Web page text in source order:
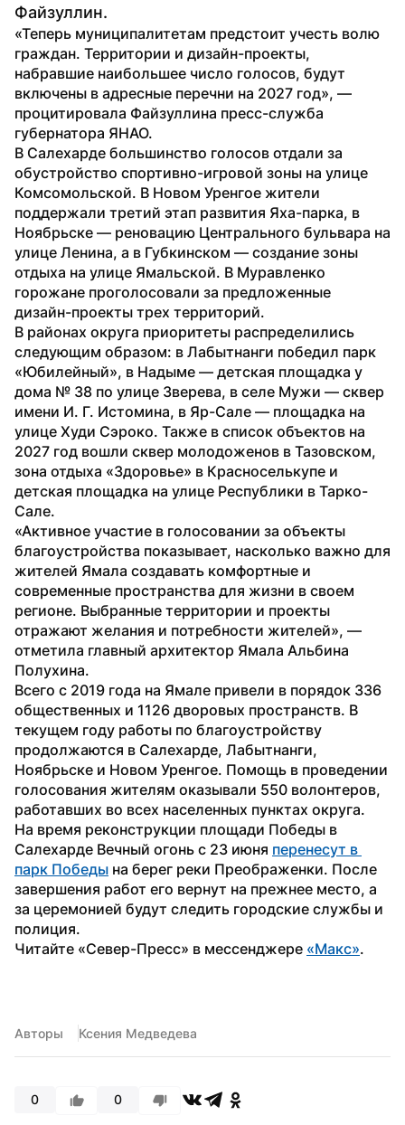
Файзуллин.
«Теперь муниципалитетам предстоит учесть волю
граждан. Территории и дизайн-проекты,
набравшие наибольшее число голосов, будут
включены в адресные перечни на 2027 год», —
процитировала Файзуллина пресс-служба
губернатора ЯНАО.
В Салехарде большинство голосов отдали за
обустройство спортивно-игровой зоны на улице
Комсомольской. В Новом Уренгое жители
поддержали третий этап развития Яха-парка, в
Ноябрьске — реновацию Центрального бульвара на
улице Ленина, а в Губкинском — создание зоны
отдыха на улице Ямальской. В Муравленко
горожане проголосовали за предложенные
дизайн-проекты трех территорий.
В районах округа приоритеты распределились
следующим образом: в Лабытнанги победил парк
«Юбилейный», в Надыме — детская площадка у
дома № 38 по улице Зверева, в селе Мужи — сквер
имени И. Г. Истомина, в Яр-Сале — площадка на
улице Худи Сэроко. Также в список объектов на
2027 год вошли сквер молодоженов в Тазовском,
зона отдыха «Здоровье» в Красноселькупе и
детская площадка на улице Республики в Тарко-
Сале.
«Активное участие в голосовании за объекты
благоустройства показывает, насколько важно для
жителей Ямала создавать комфортные и
современные пространства для жизни в своем
регионе. Выбранные территории и проекты
отражают желания и потребности жителей», —
отметила главный архитектор Ямала Альбина
Полухина.
Всего с 2019 года на Ямале привели в порядок 336
общественных и 1126 дворовых пространств. В
текущем году работы по благоустройству
продолжаются в Салехарде, Лабытнанги,
Ноябрьске и Новом Уренгое. Помощь в проведении
голосования жителям оказывали 550 волонтеров,
работавших во всех населенных пунктах округа.
На время реконструкции площади Победы в
Салехарде Вечный огонь с 23 июня перенесут в
парк Победы на берег реки Преображенки. После
завершения работ его вернут на прежнее место, а
за церемонией будут следить городские службы и
полиция.
Читайте «Север-Пресс» в мессенджере «Макс».
Авторы Ксения Медведева
0 0